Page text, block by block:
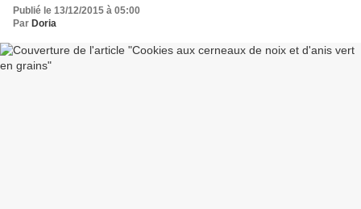
Publié le 13/12/2015 à 05:00
Par Doria